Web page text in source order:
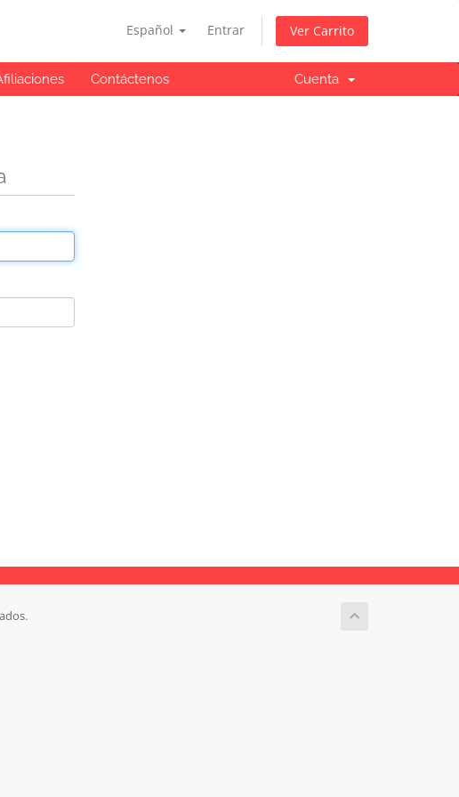
Español Entrar Ver Carrito
Contáctenos Cuenta